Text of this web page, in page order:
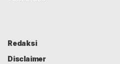
Redaksi
Disclaimer